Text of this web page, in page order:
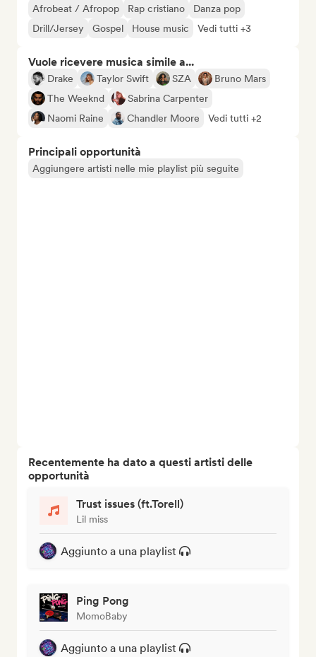
Afrobeat / Afropop Rap cristiano
Danza pop
Drill/Jersey
Gospel House music Vedi tutti +3
Vuole ricevere musica simile a...
Drake Taylor Swift SZA
Bruno Mars
The Weeknd
Sabrina Carpenter
Naomi Raine
Chandler Moore Vedi tutti +2
Principali opportunità
Aggiungere artisti nelle mie playlist più seguite
Recentemente ha dato a questi artisti delle
opportunità
Trust issues (ft.Torell)
Lil miss
Aggiunto a una playlist
Ping Pong
MomoBaby
Aggiunto a una playlist